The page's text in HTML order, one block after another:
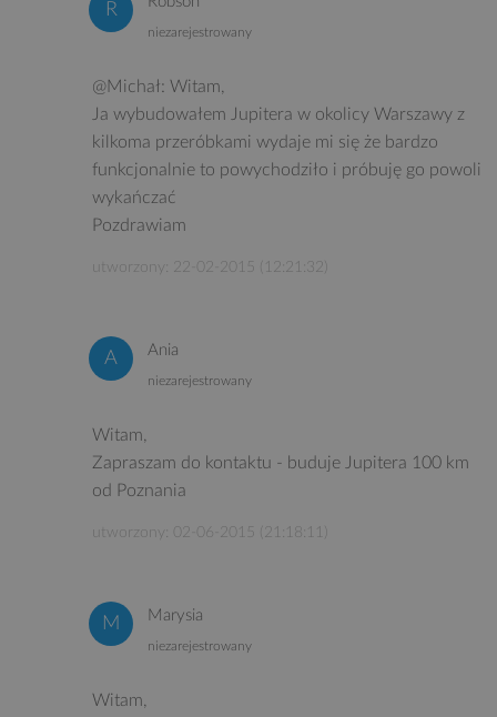
niezarejestrowany
@Michał: Witam,
Ja wybudowałem Jupitera w okolicy Warszawy z
kilkoma przeróbkami wydaje mi się że bardzo
funkcjonalnie to powychodziło i próbuję go powoli
wykańczać
Pozdrawiam
utworzony: 22-02-2015 (12:21:32)
Ania
niezarejestrowany
Witam,
Zapraszam do kontaktu - buduje Jupitera 100 km
od Poznania
utworzony: 02-06-2015 (21:18:11)
Marysia
niezarejestrowany
Witam,